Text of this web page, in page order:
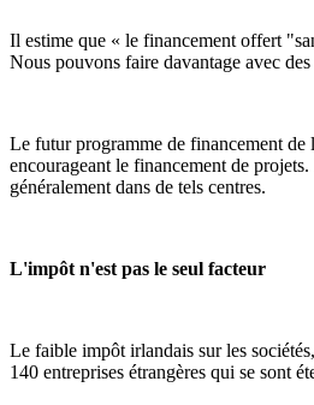
Il estime que « le financement offert
Nous pouvons faire davantage avec
Le futur programme de financement
encourageant le financement de
généralement dans de tels centres.
L'impôt n'est pas le seul facteur
Le faible impôt irlandais sur les
140 entreprises étrangères qui se sont